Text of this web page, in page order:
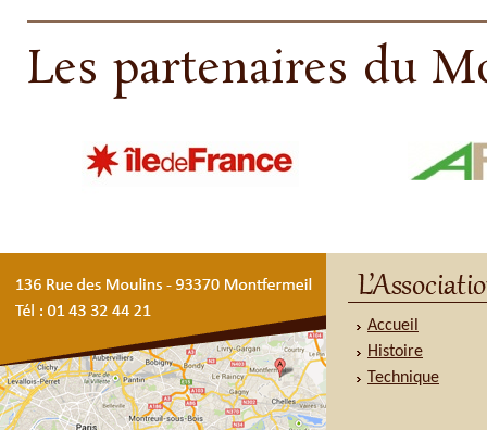
Les partenaires du
Accueil
Histoire
Technique